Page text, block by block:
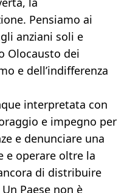
Pensiamo ai
anziani soli e
Olocausto dei
e dell’indifferenza
interpretata con
e impegno per
e denunciare una
e operare oltre la
di distribuire
Paese non è